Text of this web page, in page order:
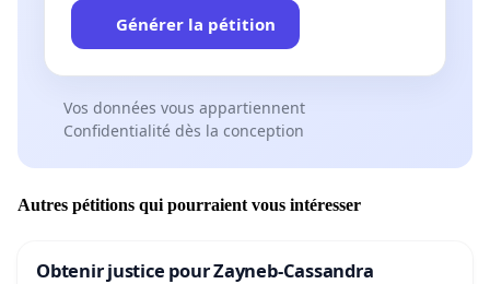
Générer la pétition
Vos données vous appartiennent
Confidentialité dès la conception
Autres pétitions qui pourraient vous intéresser
Obtenir justice pour Zayneb-Cassandra